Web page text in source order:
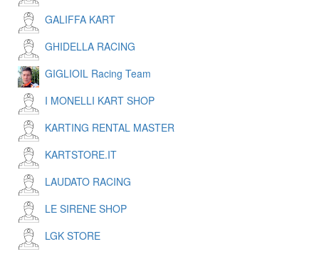
GALIFFA KART
GHIDELLA RACING
GIGLIOIL Racing Team
I MONELLI KART SHOP
KARTING RENTAL MASTER
KARTSTORE.IT
LAUDATO RACING
LE SIRENE SHOP
LGK STORE